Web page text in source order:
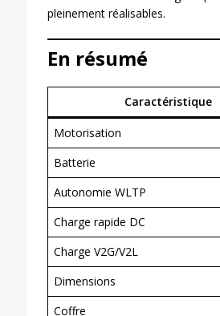
pleinement réalisables.
En résumé
Caractéristique
Motorisation
Batterie
Autonomie WLTP
Charge rapide DC
Charge V2G/V2L
Dimensions
Coffre